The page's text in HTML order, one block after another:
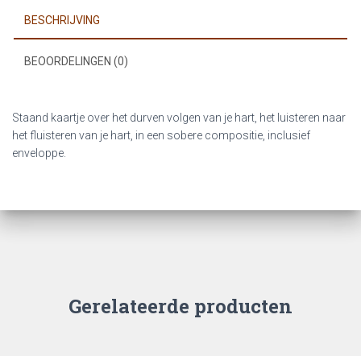
BESCHRIJVING
BEOORDELINGEN (0)
Staand kaartje over het durven volgen van je hart, het luisteren naar
het fluisteren van je hart, in een sobere compositie, inclusief
enveloppe.
Gerelateerde producten